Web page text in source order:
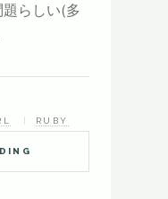
らしい(多
RUBY